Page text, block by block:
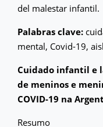
del malestar infantil.
Palabras clave:
mental, Covid-19,
Cuidado infantil e
de meninos e
COVID-19 na
Resumo